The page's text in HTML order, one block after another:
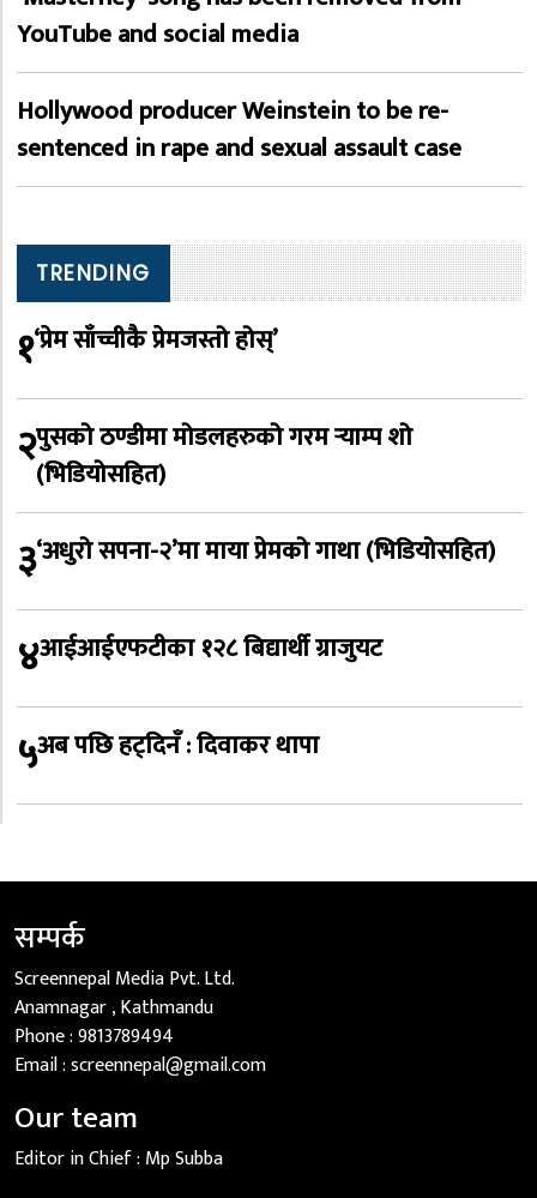
YouTube and social media
Hollywood producer Weinstein to be re-
sentenced in rape and sexual assault case
TRENDING
१‘प्रेम साँच्चीकै प्रेमजस्तो होस्’
२पुसको ठण्डीमा मोडलहरुको गरम र्‍याम्प शो
(भिडियोसहित)
३‘अधुरो सपना-२’मा माया प्रेमको गाथा (भिडियोसहित)
४आईआईएफटीका १२८ बिद्यार्थी ग्राजुयट
५अब पछि हट्दिनँ : दिवाकर थापा
सम्पर्क
Screennepal Media Pvt. Ltd.
Anamnagar , Kathmandu
Phone :9813789494
Email :screennepal@gmail.com
Our team
Editor in Chief : Mp Subba